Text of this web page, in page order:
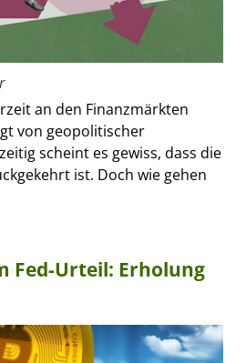
an den Finanzmärkten
von geopolitischer
scheint es gewiss, dass die
ist. Doch wie gehen
Fed-Urteil: Erholung